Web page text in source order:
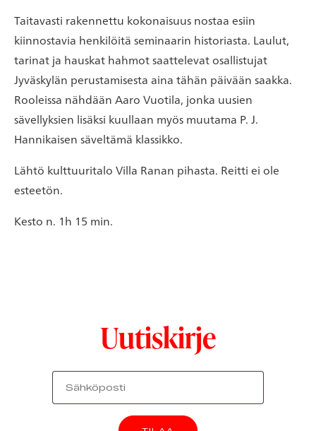
Taitavasti rakennettu kokonaisuus nostaa esiin
kiinnostavia henkilöitä seminaarin historiasta. Laulut,
tarinat ja hauskat hahmot saattelevat osallistujat
Jyväskylän perustamisesta aina tähän päivään saakka.
Rooleissa nähdään Aaro Vuotila, jonka uusien
sävellyksien lisäksi kuullaan myös muutama P. J.
Hannikaisen säveltämä klassikko.
Lähtö kulttuuritalo Villa Ranan pihasta. Reitti ei ole
esteetön.
Kesto n. 1h 15 min.
Uutiskirje